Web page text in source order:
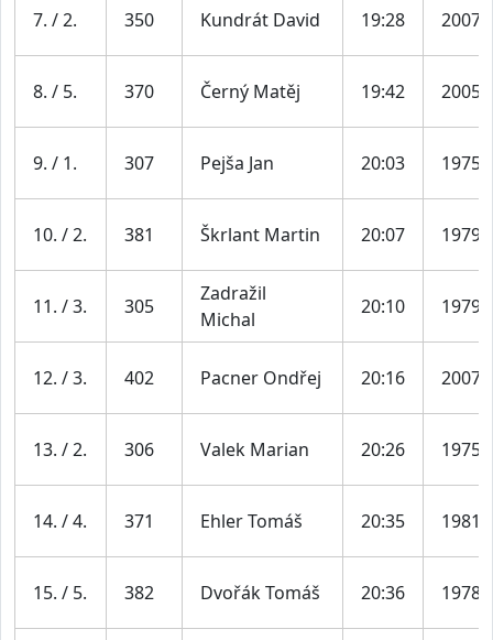
7. / 2. 350 Kundrát David 19:28 2007
8. / 5. 370 Černý Matěj 19:42 2005
9. / 1. 307 Pejša Jan 20:03 1975
10. / 2. 381 Škrlant Martin 20:07 1979
11. / 3. 305
Zadražil
Michal
20:10 1979
12. / 3. 402 Pacner Ondřej 20:16 2007
13. / 2. 306 Valek Marian 20:26 1975
14. / 4. 371 Ehler Tomáš 20:35 1981
15. / 5. 382 Dvořák Tomáš 20:36 1978